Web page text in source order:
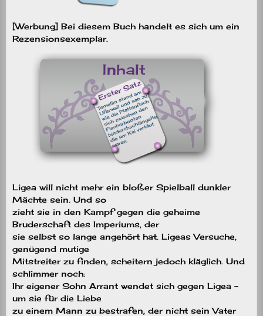
[Werbung] Bei diesem Buch handelt es sich um ein
Rezensionsexemplar.
Ligea will nicht mehr ein bloßer Spielball dunkler
Mächte sein. Und so
zieht sie in den Kampf gegen die geheime
Bruderschaft des Imperiums, der
sie selbst so lange angehört hat. Ligeas Versuche,
genügend mutige
Mitstreiter zu finden, scheitern jedoch kläglich. Und
schlimmer noch:
Ihr eigener Sohn Arrant wendet sich gegen Ligea –
um sie für die Liebe
zu einem Mann zu bestrafen, der nicht sein Vater